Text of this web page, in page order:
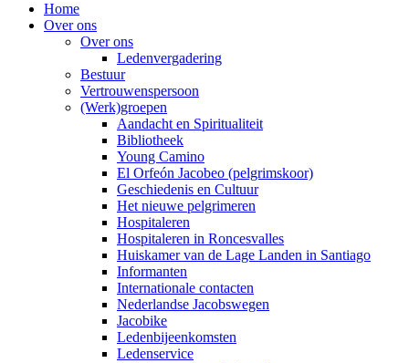
Home
Over ons
Over ons
Ledenvergadering
Bestuur
Vertrouwenspersoon
(Werk)groepen
Aandacht en Spiritualiteit
Bibliotheek
Young Camino
El Orfeón Jacobeo (pelgrimskoor)
Geschiedenis en Cultuur
Het nieuwe pelgrimeren
Hospitaleren
Hospitaleren in Roncesvalles
Huiskamer van de Lage Landen in Santiago
Informanten
Internationale contacten
Nederlandse Jacobswegen
Jacobike
Ledenbijeenkomsten
Ledenservice